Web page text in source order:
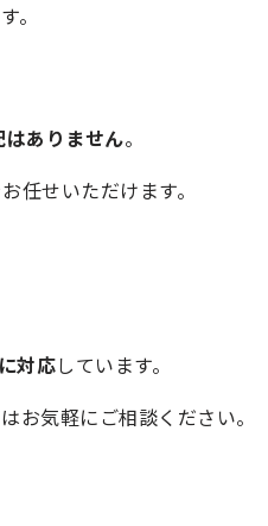
。
ありません。
任せいただけます。
対応しています。
お気軽にご相談ください。